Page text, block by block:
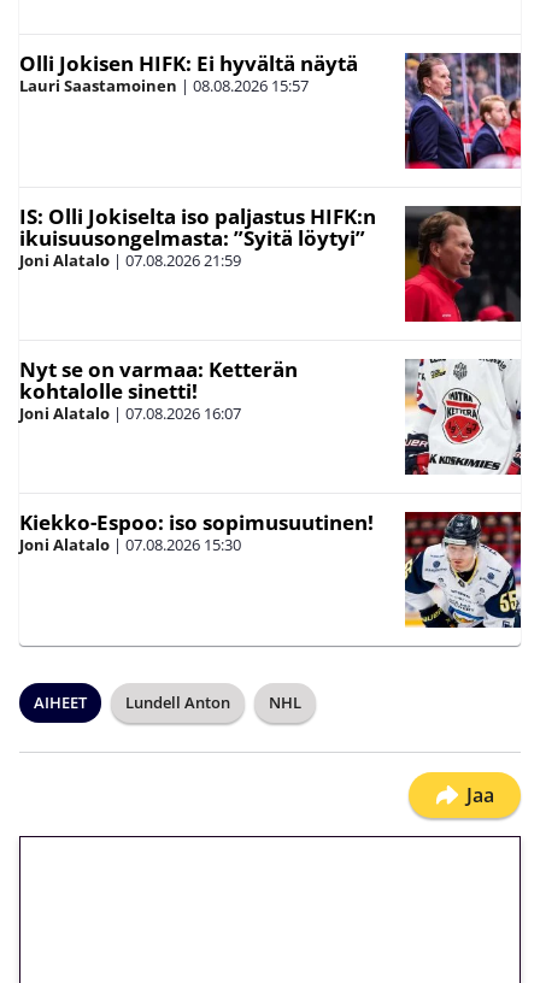
Olli Jokisen HIFK: Ei hyvältä näytä
Lauri Saastamoinen | 08.08.2026 15:57
IS: Olli Jokiselta iso paljastus HIFK:n
ikuisuusongelmasta: ”Syitä löytyi”
Joni Alatalo | 07.08.202621:59
Nyt se on varmaa: Ketterän
kohtalolle sinetti!
Joni Alatalo | 07.08.2026 16:07
Kiekko-Espoo: iso sopimusuutinen!
Joni Alatalo | 07.08.2026 15:30
AIHEET Lundell Anton NHL
Jaa